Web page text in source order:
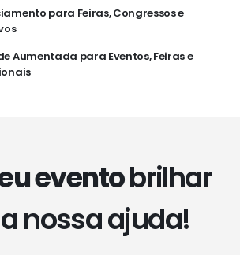
para Feiras, Congressos e
Aumentada para Eventos, Feiras e
eventobrilhar
nossa ajuda!